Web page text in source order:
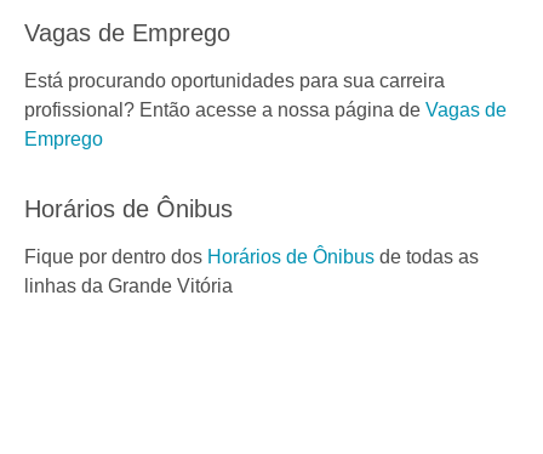
Vagas de Emprego
Está procurando oportunidades para sua carreira
profissional? Então acesse a nossa página de Vagas de
Emprego
Horários de Ônibus
Fique por dentro dos Horários de Ônibus de todas as
linhas da Grande Vitória